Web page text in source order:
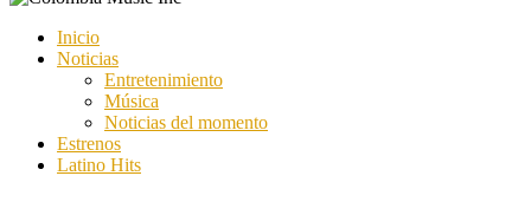
Inicio
Noticias
Entretenimiento
Música
Noticias del momento
Estrenos
Latino Hits